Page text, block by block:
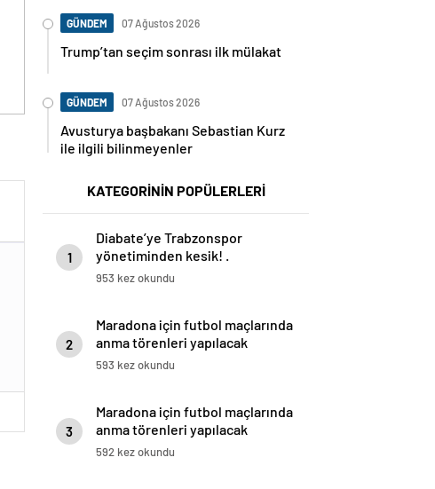
GÜNDEM 07 Ağustos 2026
Trump’tan seçim sonrası ilk mülakat
GÜNDEM 07 Ağustos 2026
Avusturya başbakanı Sebastian Kurz
ile ilgili bilinmeyenler
KATEGORİNİN POPÜLERLERİ
1
Diabate’ye Trabzonspor
yönetiminden kesik! .
953 kez okundu
2
Maradona için futbol maçlarında
anma törenleri yapılacak
593 kez okundu
3
Maradona için futbol maçlarında
anma törenleri yapılacak
592 kez okundu